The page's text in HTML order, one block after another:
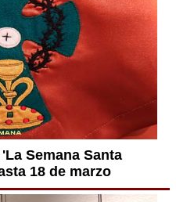
Semana Santa
18 de marzo